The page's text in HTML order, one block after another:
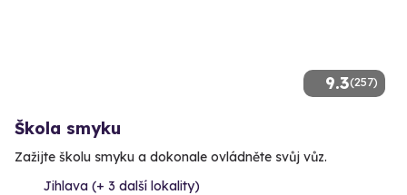
9.3(257)
Škola smyku
Zažijte školu smyku a dokonale ovládněte svůj vůz.
Jihlava (+ 3 další lokality)